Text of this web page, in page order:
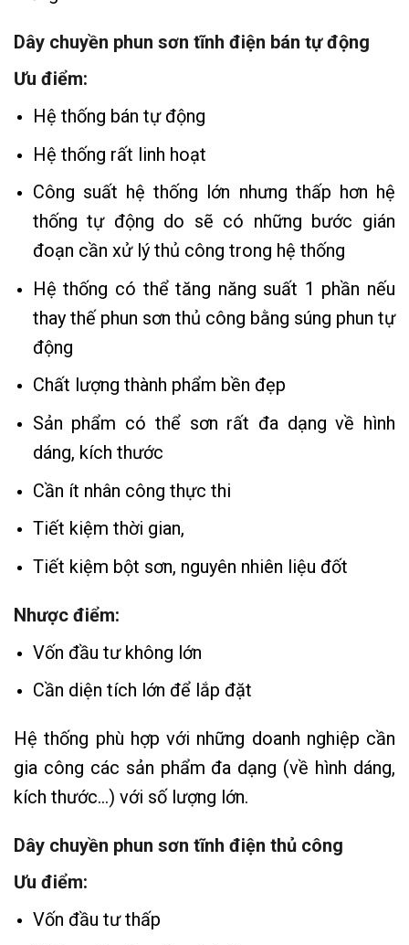
Dây chuyền phun sơn tĩnh điện bán tự động
Ưu điểm:
Hệ thống bán tự động
Hệ thống rất linh hoạt
Công suất hệ thống lớn nhưng thấp hơn hệ
thống tự động do sẽ có những bước gián
đoạn cần xử lý thủ công trong hệ thống
Hệ thống có thể tăng năng suất 1 phần nếu
thay thế phun sơn thủ công bằng súng phun tự
động
Chất lượng thành phẩm bền đẹp
Sản phẩm có thể sơn rất đa dạng về hình
dáng, kích thước
Cần ít nhân công thực thi
Tiết kiệm thời gian,
Tiết kiệm bột sơn, nguyên nhiên liệu đốt
Nhược điểm:
Vốn đầu tư không lớn
Cần diện tích lớn để lắp đặt
Hệ thống phù hợp với những doanh nghiệp cần
gia công các sản phẩm đa dạng (về hình dáng,
kích thước…) với số lượng lớn.
Dây chuyền phun sơn tĩnh điện thủ công
Ưu điểm:
Vốn đầu tư thấp